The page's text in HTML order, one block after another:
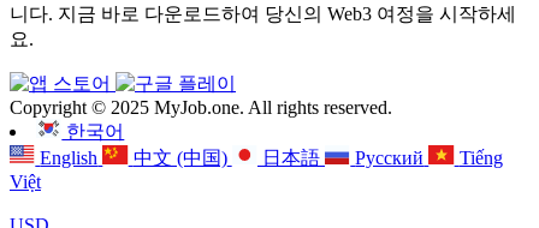
니다. 지금 바로 다운로드하여 당신의 Web3 여정을 시작하세
요.
Copyright © 2025 MyJob.one. All rights reserved.
한국어
English
中文 (中国) 日本語 Русский
Tiếng
Việt